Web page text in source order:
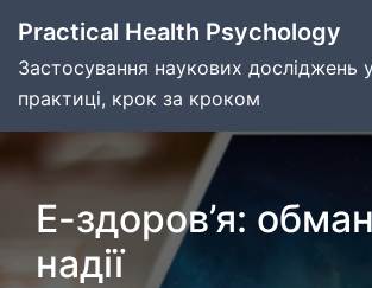
content
Practical Health Psychology
Застосування наукових досліджень
практиці, крок за кроком
Е-здоров’я:
надії